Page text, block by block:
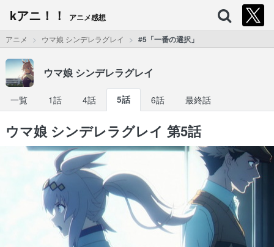
kアニ！！ アニメ感想
アニメ ウマ娘 シンデレラグレイ #5「一番の選択」
ウマ娘 シンデレラグレイ
一覧 1話 4話 5話 6話 最終話
ウマ娘 シンデレラグレイ 第5話